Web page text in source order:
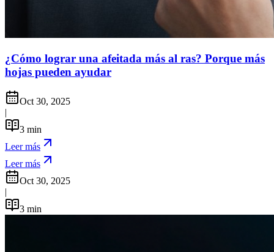
¿Cómo lograr una afeitada más al ras? Porque más
hojas pueden ayudar
Oct 30, 2025
|
3 min
Leer más
Leer más
Oct 30, 2025
|
3 min